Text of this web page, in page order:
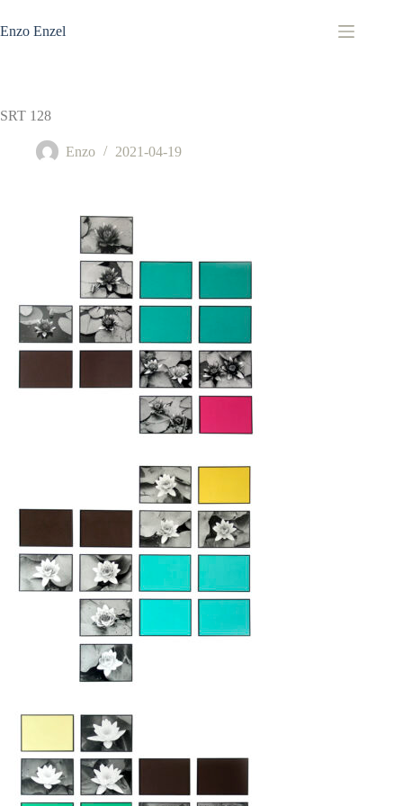
Inhalt
springen
Enzo Enzel
SRT 128
Enzo 2021-04-19